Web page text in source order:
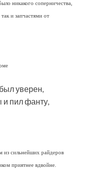
никакого соперничества,
и запчастями от
уверен,
и пил фанту,
из сильнейших райдеров
приятнее вдвойне.